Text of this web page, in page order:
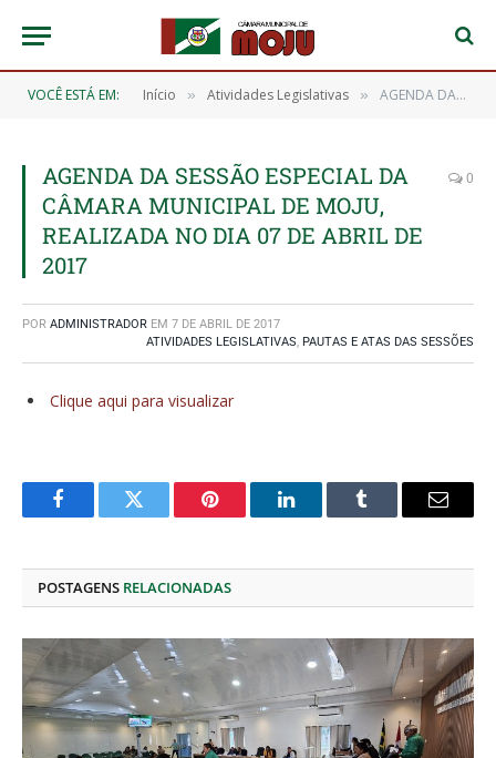
VOCÊ ESTÁ EM: Início » Atividades Legislativas » AGENDA DA SESSÃO ESPECIAL DA CÂMARA MUNICIPAL DE MOJU, REALIZADA NO DIA 07 DE ABRIL DE 2017
AGENDA DA SESSÃO ESPECIAL DA
CÂMARA MUNICIPAL DE MOJU,
REALIZADA NO DIA 07 DE ABRIL DE
2017
0
POR ADMINISTRADOR EM 7 DE ABRIL DE 2017
ATIVIDADES LEGISLATIVAS, PAUTAS E ATAS DAS SESSÕES
Clique aqui para visualizar
FacebookTwitter Pinterest O
Tumblr
E-
POSTAGENS RELACIONADAS